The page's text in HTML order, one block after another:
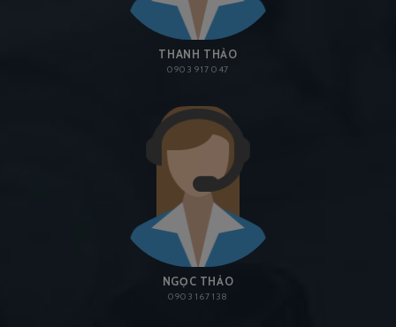
THANH THẢO
0903 917 047
NGỌC THẢO
0903 167 138